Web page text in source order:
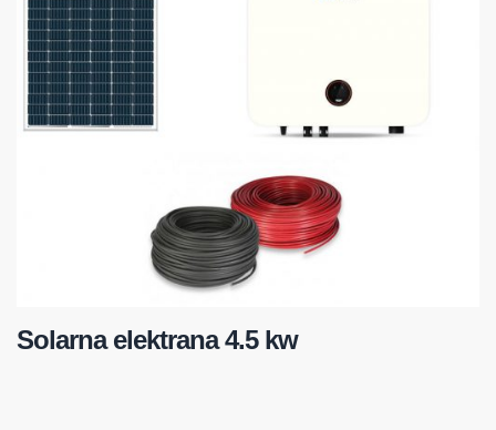
Solarna elektrana 4.5 kw